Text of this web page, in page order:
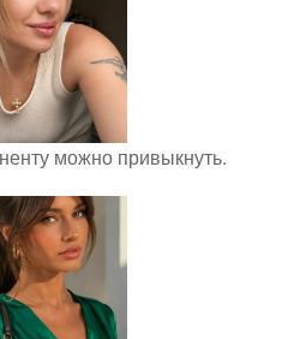
можно привыкнуть.